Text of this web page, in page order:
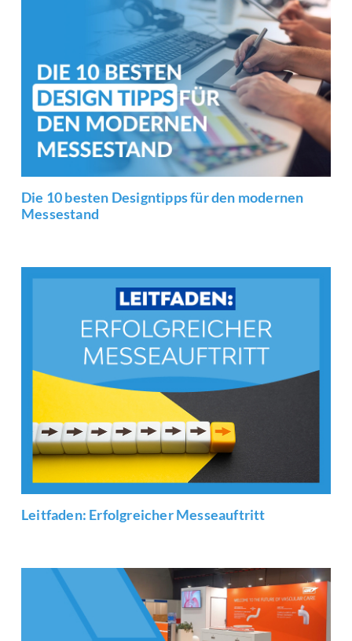
Die 10 besten Designtipps für den modernen
Messestand
Leitfaden: Erfolgreicher Messeauftritt